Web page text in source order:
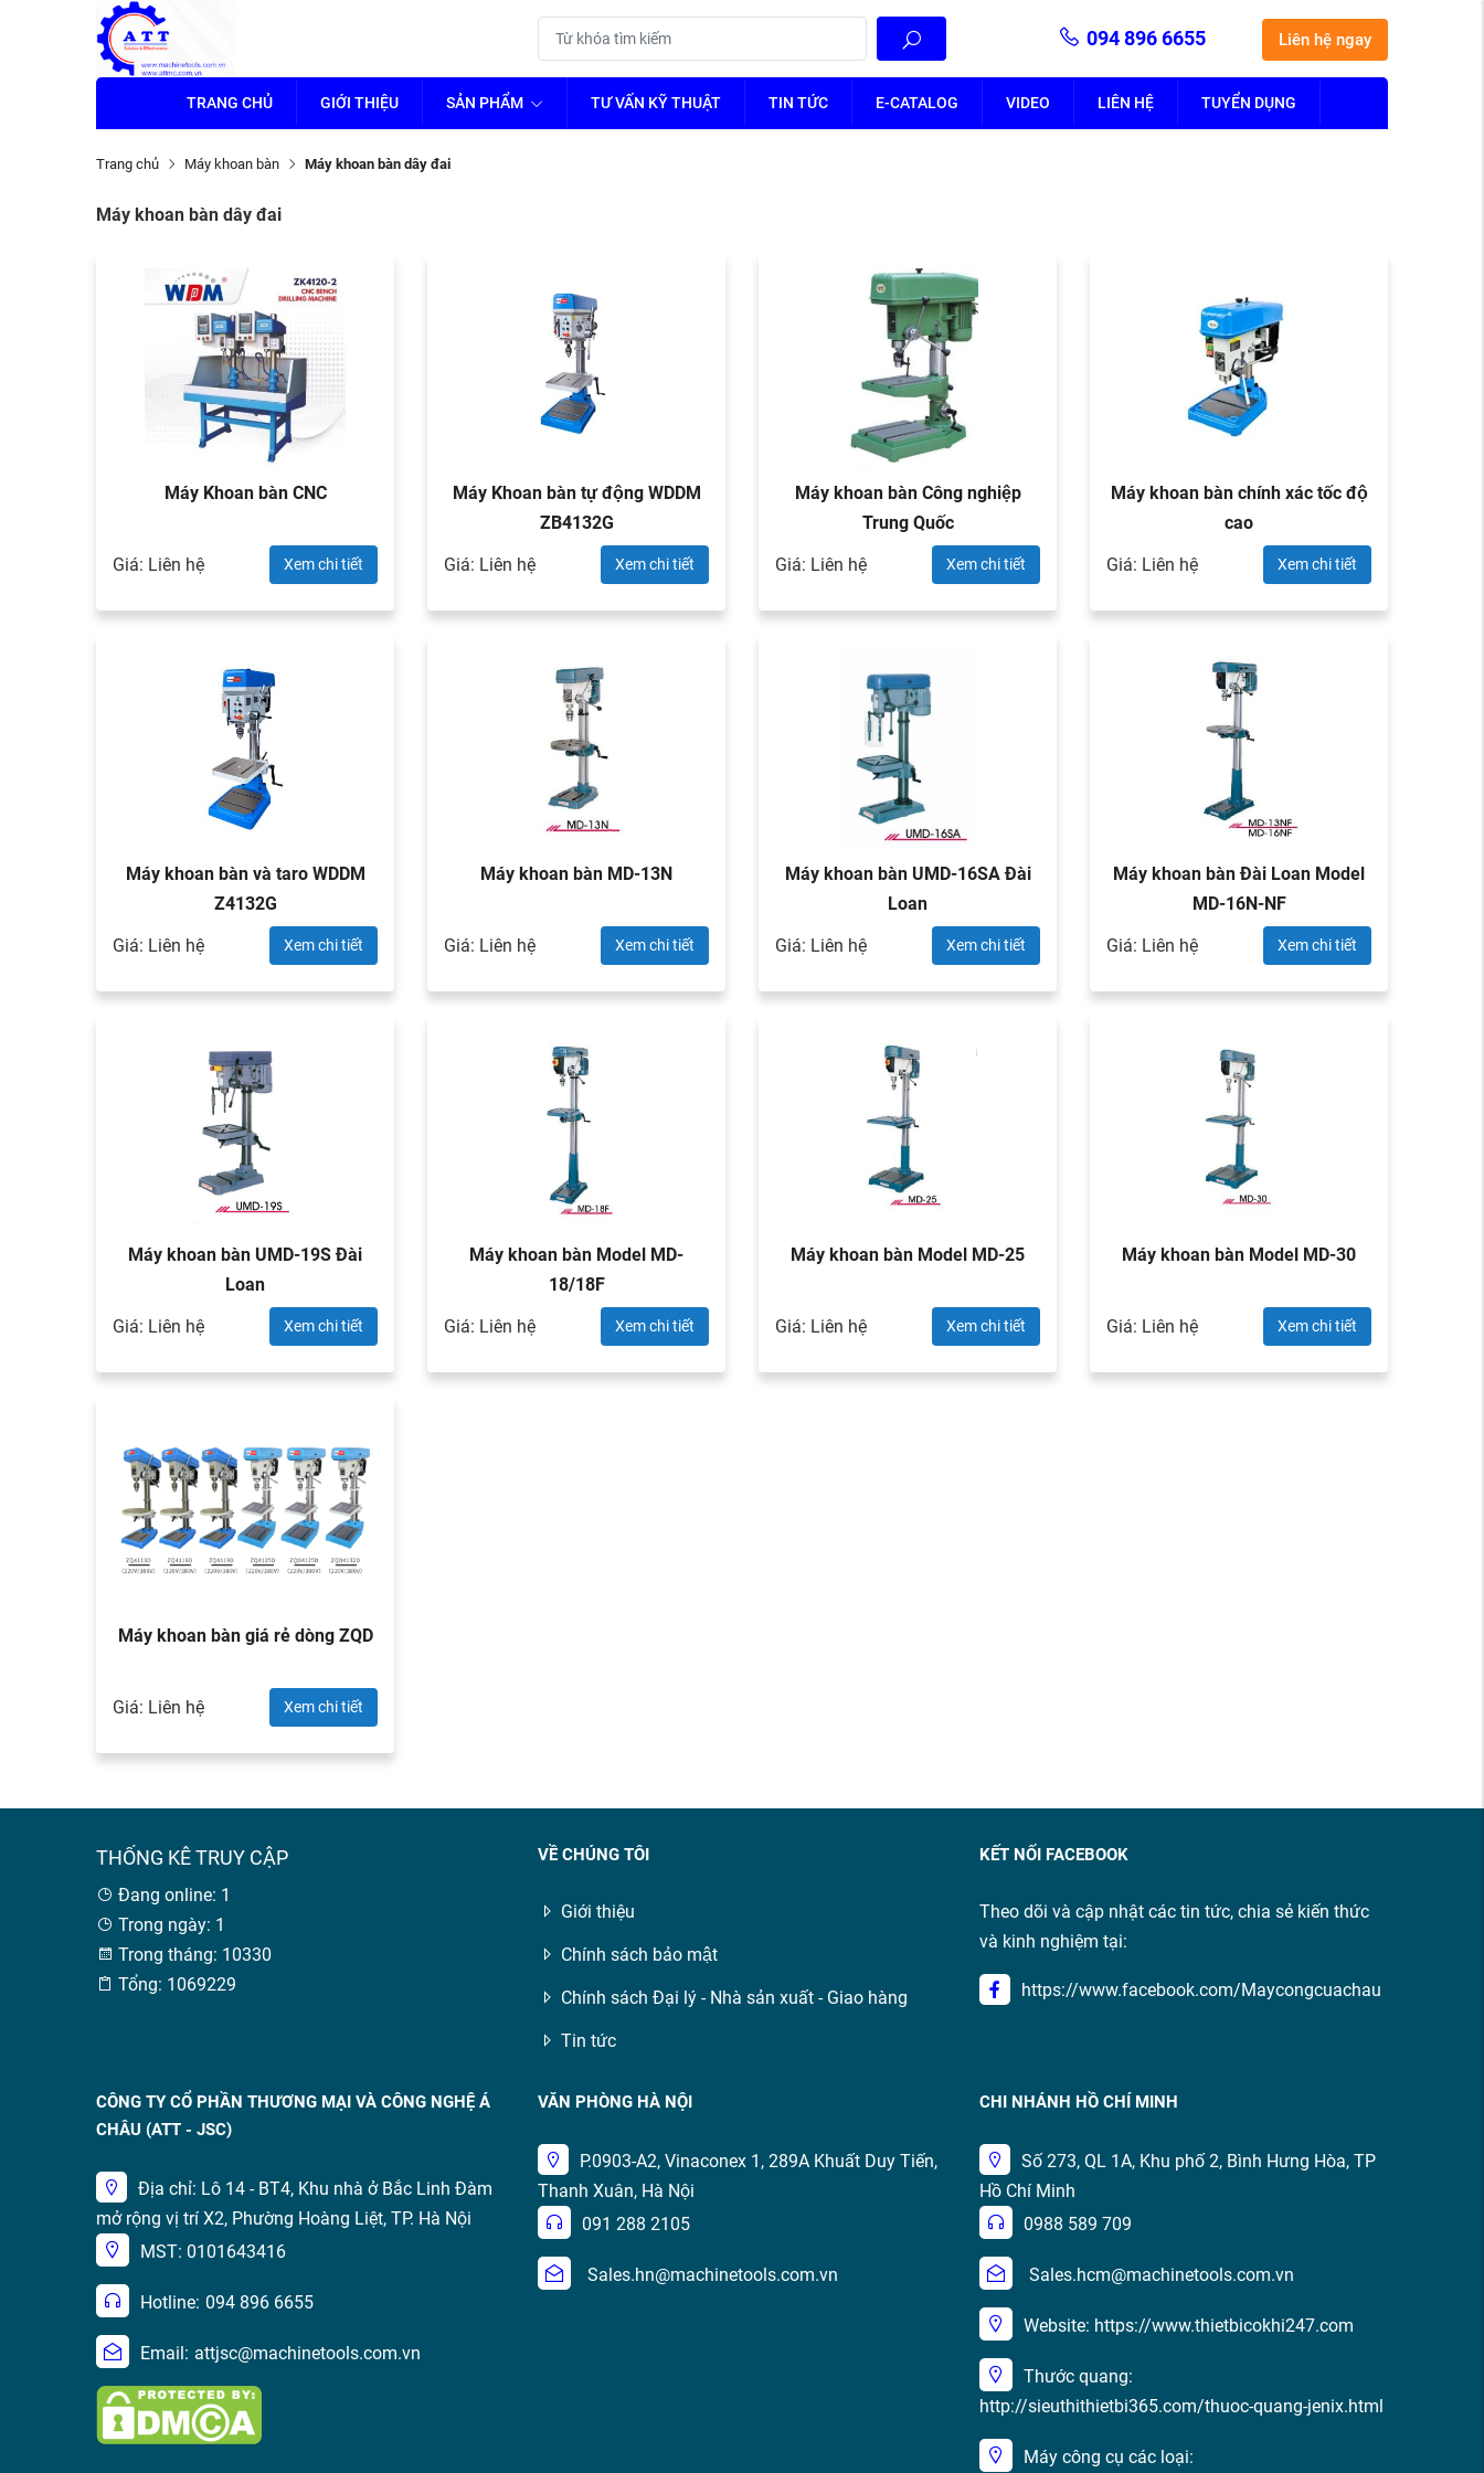
094 896 6655 Liên hệ ngay
TRANG CHỦ GIỚI THIỆU SẢN PHẨM TƯ VẤN KỸ THUẬT TIN TỨC E-CATALOG VIDEO LIÊN HỆ TUYỂN DỤNG
Trang chủ Máy khoan bàn Máy khoan bàn dây đai
Máy khoan bàn dây đai
Máy Khoan bàn CNC
Giá: Liên hệ Xem chi tiết
Máy Khoan bàn tự động WDDM
ZB4132G
Giá: Liên hệ
Xem chi tiết
Máy khoan bàn Công nghiệp
Trung Quốc
Giá: Liên hệ
Xem chi tiết
Máy khoan bàn chính xác tốc độ
cao
Giá: Liên hệ
Xem chi tiết
Máy khoan bàn và taro WDDM
Z4132G
Giá: Liên hệ
Xem chi tiết
Máy khoan bàn MD-13N
Giá: Liên hệ Xem chi tiết
Máy khoan bàn UMD-16SA Đài
Loan
Giá: Liên hệ
Xem chi tiết
Máy khoan bàn Đài Loan Model
MD-16N-NF
Giá: Liên hệ
Xem chi tiết
Máy khoan bàn UMD-19S Đài
Loan
Giá: Liên hệ
Xem chi tiết
Máy khoan bàn Model MD-
18/18F
Giá: Liên hệ
Xem chi tiết
Máy khoan bàn Model MD-25
Giá: Liên hệ Xem chi tiết
Máy khoan bàn Model MD-30
Giá: Liên hệ Xem chi tiết
Máy khoan bàn giá rẻ dòng ZQD
Giá: Liên hệ Xem chi tiết
THỐNG KÊ TRUY CẬP
Đang online: 1
Trong ngày: 1
Trong tháng: 10330
Tổng: 1069229
VỀ CHÚNG TÔI
Giới thiệu
Chính sách bảo mật
Chính sách Đại lý - Nhà sản xuất - Giao hàng
Tin tức
KẾT NỐI FACEBOOK
Theo dõi và cập nhật các tin tức, chia sẻ kiến thức
và kinh nghiệm tại:
https://www.facebook.com/Maycongcuachau
CÔNG TY CỔ PHẦN THƯƠNG MẠI VÀ CÔNG NGHỆ Á
CHÂU (ATT - JSC)
Địa chỉ: Lô 14 - BT4, Khu nhà ở Bắc Linh Đàm
mở rộng vị trí X2, Phường Hoàng Liệt, TP. Hà Nội
MST: 0101643416
Hotline: 094 896 6655
Email: attjsc@machinetools.com.vn
VĂN PHÒNG HÀ NỘI
P.0903-A2, Vinaconex 1, 289A Khuất Duy Tiến,
Thanh Xuân, Hà Nội
091 288 2105
Sales.hn@machinetools.com.vn
CHI NHÁNH HỒ CHÍ MINH
Số 273, QL 1A, Khu phố 2, Bình Hưng Hòa, TP
Hồ Chí Minh
0988 589 709
Sales.hcm@machinetools.com.vn
Website: https://www.thietbicokhi247.com
Thước quang:
http://sieuthithietbi365.com/thuoc-quang-jenix.html
Máy công cụ các loại: